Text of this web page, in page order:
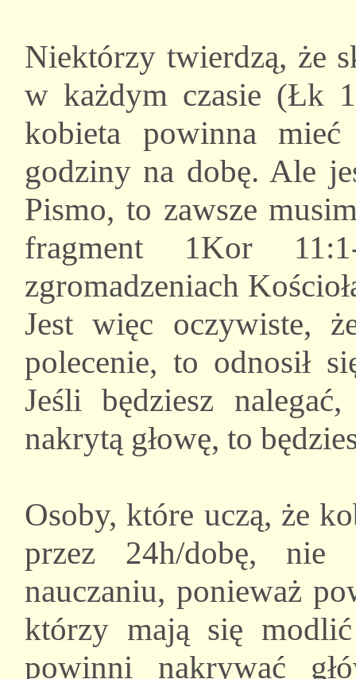
Niektórzy twierdzą, że
w każdym czasie (Łk
kobieta powinna
godziny na dobę. Ale
Pismo, to zawsze
fragment 1Kor
zgromadzeniach
Jest więc oczywiste,
polecenie, to odnosił
Jeśli będziesz
nakrytą głowę, to
Osoby, które uczą, że
przez 24h/dobę, nie
nauczaniu, ponieważ
którzy mają się
powinni nakrywać